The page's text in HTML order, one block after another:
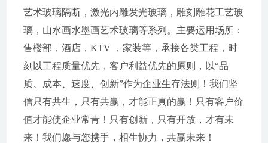
艺术玻璃隔断，激光内雕发光玻璃，雕刻雕花工艺玻
璃，山水画水墨画艺术玻璃等系列。主要运用场所：
售楼部，酒店，KTV ，家装等，承接各类工程，时
刻以工程质量优先，客户利益优先的原则，以“品
质、成本、速度、创新”作为企业生存法则！我们坚
信只有共生，只有共赢，才能正真的赢！只有客户价
值才能使企业常青！只有创新，只有开放，才有未
来！我们愿与您携手，相生协力，共赢未来！